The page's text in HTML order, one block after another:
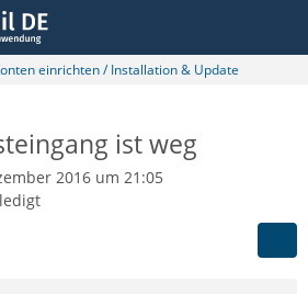
einrichten / Installation & Update
ist weg
2016 um 21:05